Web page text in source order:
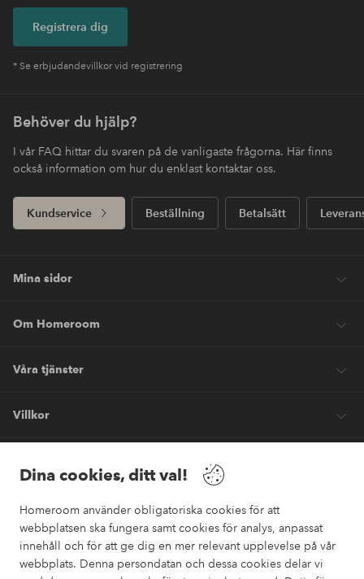
Dina cookies, ditt val!
Homeroom använder obligatoriska cookies för att
webbplatsen ska fungera samt cookies för analys, anpassat
innehåll och för att ge dig en mer relevant upplevelse på vår
webbplats. Denna persondatan och dessa cookies delar vi
Registrera dig
* Se erbjudandevillkor vid registrering
Behöver du hjälp?
I vår FAQ hittar du svaren på de vanligaste frågorna. Här finns
också information om hur du enklast kontaktar oss.
Kundservice Beställning Betalsätt
Mina sidor
Om Homeroom
Våra tjänster
Villkor
Säkra betalningar